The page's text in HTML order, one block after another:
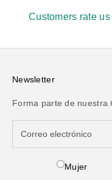
Customers rate
Newsletter
Forma parte de nuestra
Mujer